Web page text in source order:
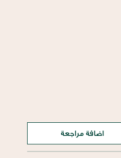
اضافة مراجعة